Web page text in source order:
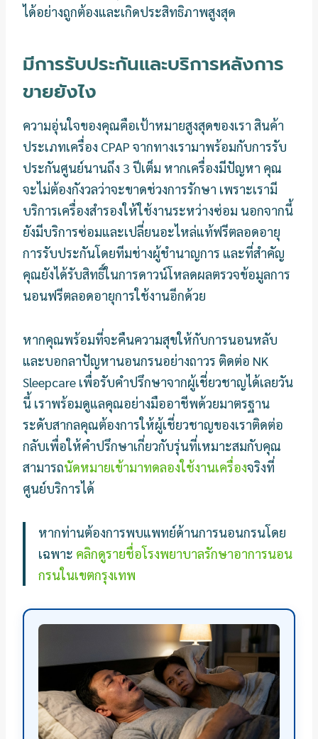
ได้อย่างถูกต้องและเกิดประสิทธิภาพสูงสุด
มีการรับประกันและบริการหลังการ
ขายยังไง
ความอุ่นใจของคุณคือเป้าหมายสูงสุดของเรา สินค้า
ประเภทเครื่อง CPAP จากทางเรามาพร้อมกับการรับ
ประกันศูนย์นานถึง 3 ปีเต็ม หากเครื่องมีปัญหา คุณ
จะไม่ต้องกังวลว่าจะขาดช่วงการรักษา เพราะเรามี
บริการเครื่องสำรองให้ใช้งานระหว่างซ่อม นอกจากนี้
ยังมีบริการซ่อมและเปลี่ยนอะไหล่แท้ฟรีตลอดอายุ
การรับประกันโดยทีมช่างผู้ชำนาญการ และที่สำคัญ
คุณยังได้รับสิทธิ์ในการดาวน์โหลดผลตรวจข้อมูลการ
นอนฟรีตลอดอายุการใช้งานอีกด้วย
หากคุณพร้อมที่จะคืนความสุขให้กับการนอนหลับ
และบอกลาปัญหานอนกรนอย่างถาวร ติดต่อ NK
Sleepcare เพื่อรับคำปรึกษาจากผู้เชี่ยวชาญได้เลยวัน
นี้ เราพร้อมดูแลคุณอย่างมืออาชีพด้วยมาตรฐาน
ระดับสากลคุณต้องการให้ผู้เชี่ยวชาญของเราติดต่อ
กลับเพื่อให้คำปรึกษาเกี่ยวกับรุ่นที่เหมาะสมกับคุณ
สามารถนัดหมายเข้ามาทดลองใช้งานเครื่องจริงที่
ศูนย์บริการได้
หากท่านต้องการพบแพทย์ด้านการนอนกรนโดย
เฉพาะ คลิกดูรายชื่อโรงพยาบาลรักษาอาการนอน
กรนในเขตกรุงเทพ